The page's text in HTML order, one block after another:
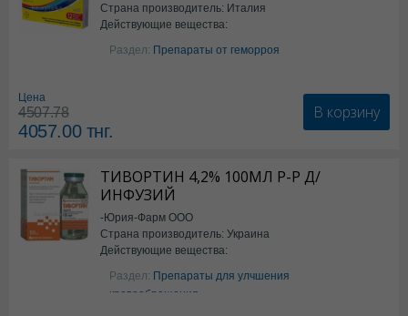
Страна производитель: Италия
Действующие вещества:
Бензокаин
Раздел: Препараты от геморроя
Цена
4507.78
4057.00тнг.
В корзину
ТИВОРТИН 4,2% 100МЛ Р-Р Д/
ИНФУЗИЙ
-Юрия-Фарм ООО
Страна производитель: Украина
Действующие вещества:
Аргинин
Раздел: Препараты для улчшения
кровообращения